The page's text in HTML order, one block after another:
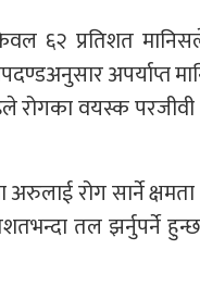
६२ प्रतिशत
अपर्याप्त
रोगका वयस्क
रोग सार्ने
तल झर्नुपर्ने